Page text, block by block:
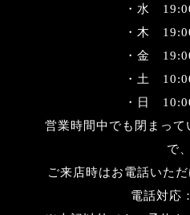
・水
・木
・金
・土
・日
営業時間中でも閉まっ
で、
ご来店時はお電話いた
電話対応